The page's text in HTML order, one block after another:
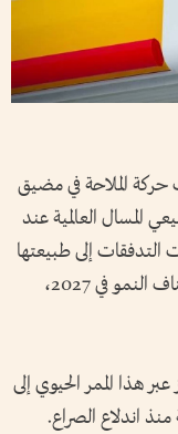
حركة الملاحة في مضيق
المسال العالمية عند
التدفقات إلى طبيعتها
خلال الأشهر الثلاثة المقبلة، لكنها توقعت استئناف النمو في 2027،
هذا الممر الحيوي إلى
منذ اندلاع الصراع.